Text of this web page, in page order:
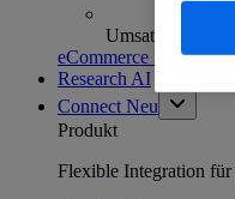
Umsatzanalysen
eCommerce Insights
Research AI
Connect Neu
Produkt
Flexible Integration